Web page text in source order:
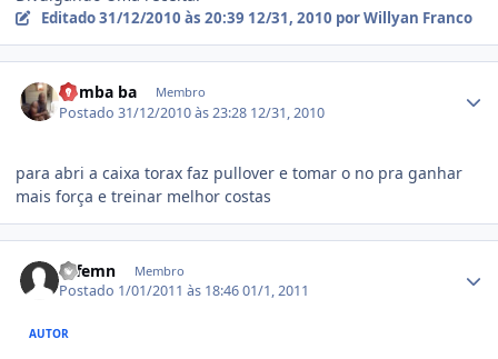
Editado31/12/2010 às 20:39 12/31, 2010 por Willyan Franco
bomba ba Membro
Postado31/12/2010 às 23:28 12/31, 2010
para abri a caixa torax faz pullover e tomar o no pra ganhar
mais força e treinar melhor costas
btfemn Membro
Postado 1/01/2011 às 18:4601/1, 2011
AUTOR